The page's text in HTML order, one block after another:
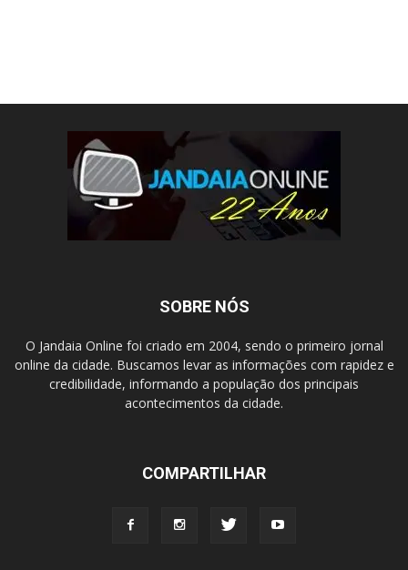
SOBRE NÓS
O Jandaia Online foi criado em 2004, sendo o primeiro jornal
online da cidade. Buscamos levar as informações com rapidez e
credibilidade, informando a população dos principais
acontecimentos da cidade.
COMPARTILHAR